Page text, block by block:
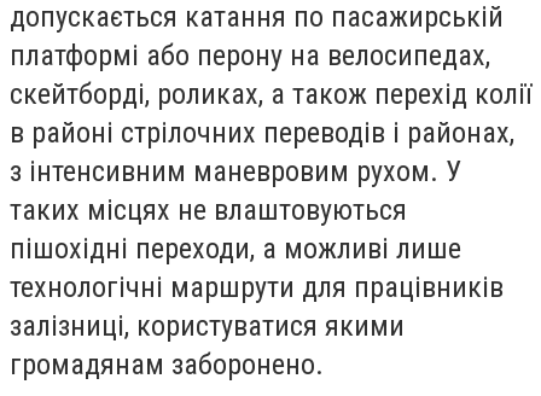
допускається катання по пасажирській
платформі або перону на велосипедах,
скейтборді, роликах, а також перехід колії
в районі стрілочних переводів і районах,
з інтенсивним маневровим рухом. У
таких місцях не влаштовуються
пішохідні переходи, а можливі лише
технологічні маршрути для працівників
залізниці, користуватися якими
громадянам заборонено.